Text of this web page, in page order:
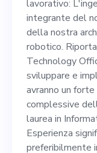
compito
sulle
lavorativo:
integrante del
della nostra
robotico.
Technology
sviluppare e
avranno un
complessive
laurea in
Esperienza
preferibilmente